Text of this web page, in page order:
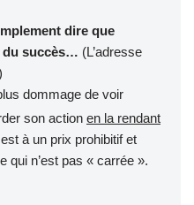
dire que
du succès… (L’adresse
dommage de voir
son action en la rendant
à un prix prohibitif et
qui n’est pas « carrée ».